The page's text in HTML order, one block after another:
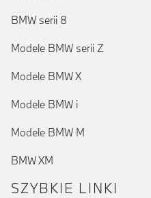
BMW serii 8
Modele BMW serii Z
Modele BMW X
Modele BMW i
Modele BMW M
BMW XM
SZYBKIE LINKI